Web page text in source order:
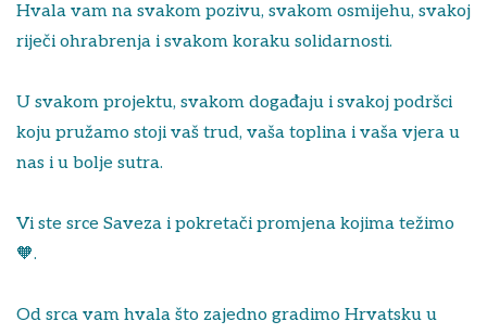
Hvala vam na svakom pozivu, svakom osmijehu, svakoj
riječi ohrabrenja i svakom koraku solidarnosti.
U svakom projektu, svakom događaju i svakoj podršci
koju pružamo stoji vaš trud, vaša toplina i vaša vjera u
nas i u bolje sutra.
Vi ste srce Saveza i pokretači promjena kojima težimo
🧡.
Od srca vam hvala što zajedno gradimo Hrvatsku u